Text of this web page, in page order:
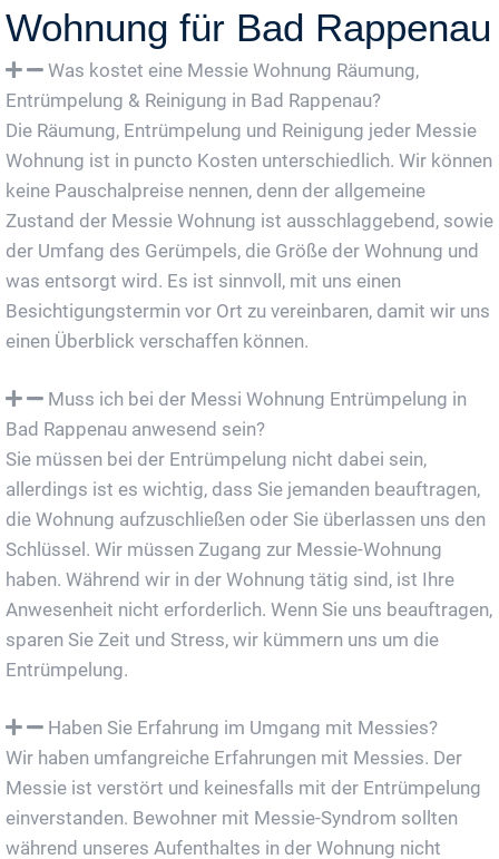
Wohnung für Bad Rappenau
Was kostet eine Messie Wohnung Räumung,
Entrümpelung & Reinigung in Bad Rappenau?
Die Räumung, Entrümpelung und Reinigung jeder Messie
Wohnung ist in puncto Kosten unterschiedlich. Wir können
keine Pauschalpreise nennen, denn der allgemeine
Zustand der Messie Wohnung ist ausschlaggebend, sowie
der Umfang des Gerümpels, die Größe der Wohnung und
was entsorgt wird. Es ist sinnvoll, mit uns einen
Besichtigungstermin vor Ort zu vereinbaren, damit wir uns
einen Überblick verschaffen können.
Muss ich bei der Messi Wohnung Entrümpelung in
Bad Rappenau anwesend sein?
Sie müssen bei der Entrümpelung nicht dabei sein,
allerdings ist es wichtig, dass Sie jemanden beauftragen,
die Wohnung aufzuschließen oder Sie überlassen uns den
Schlüssel. Wir müssen Zugang zur Messie-Wohnung
haben. Während wir in der Wohnung tätig sind, ist Ihre
Anwesenheit nicht erforderlich. Wenn Sie uns beauftragen,
sparen Sie Zeit und Stress, wir kümmern uns um die
Entrümpelung.
Haben Sie Erfahrung im Umgang mit Messies?
Wir haben umfangreiche Erfahrungen mit Messies. Der
Messie ist verstört und keinesfalls mit der Entrümpelung
einverstanden. Bewohner mit Messie-Syndrom sollten
während unseres Aufenthaltes in der Wohnung nicht